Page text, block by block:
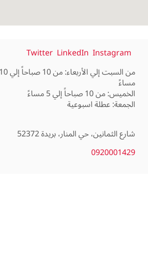
Instagram
LinkedIn
Twitter
من السبت إلي الأربعاء: من 10 صباحاً إلي 10
شارع الثمانين، حي المنار، بريدة 52372
0920001429